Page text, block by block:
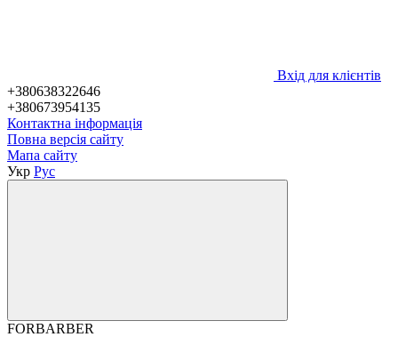
Вхід для клієнтів
+380638322646
+380673954135
Контактна інформація
Повна версія сайту
Мапа сайту
Укр Рус
FORBARBER